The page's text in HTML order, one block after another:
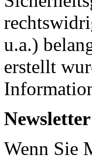
u.a.)
erstellt
Newsletter
Wenn Sie